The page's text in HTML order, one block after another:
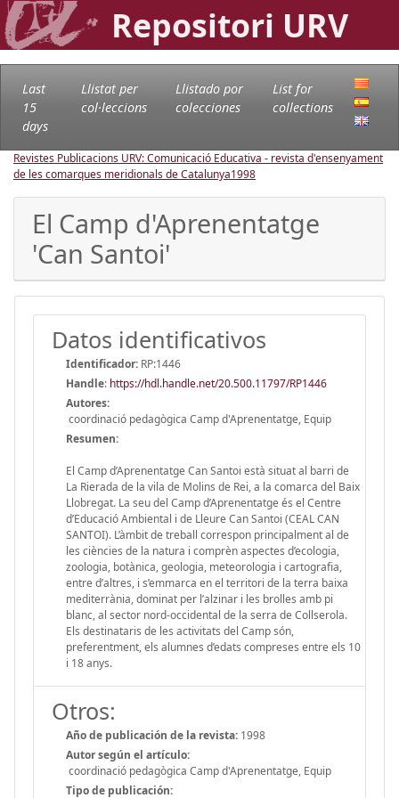
Repositori URV
Last
15
days
Llistat per
col·leccions
Llistado por
colecciones
List for
collections
Revistes Publicacions URV: Comunicació Educativa - revista d'ensenyament
de les comarques meridionals de Catalunya1998
El Camp d'Aprenentatge
'Can Santoi'
Datos identificativos
Identificador: RP:1446
Handle: https://hdl.handle.net/20.500.11797/RP1446
Autores:
coordinació pedagògica Camp d'Aprenentatge, Equip
Resumen:
El Camp d’Aprenentatge Can Santoi està situat al barri de
La Rierada de la vila de Molins de Rei, a la comarca del Baix
Llobregat. La seu del Camp d’Aprenentatge és el Centre
d’Educació Ambiental i de Lleure Can Santoi (CEAL CAN
SANTOI). L’àmbit de treball correspon principalment al de
les ciències de la natura i comprèn aspectes d’ecologia,
zoologia, botànica, geologia, meteorologia i cartografia,
entre d’altres, i s’emmarca en el territori de la terra baixa
mediterrània, dominat per l’alzinar i les brolles amb pi
blanc, al sector nord-occidental de la serra de Collserola.
Els destinataris de les activitats del Camp són,
preferentment, els alumnes d’edats compreses entre els 10
i 18 anys.
Otros:
Año de publicación de la revista: 1998
Autor según el artículo:
coordinació pedagògica Camp d'Aprenentatge, Equip
Tipo de publicación: